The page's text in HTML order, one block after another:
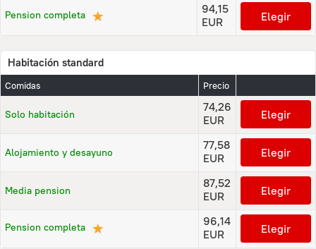
Pension completa ★
94,15
EUR
Elegir
Habitación standard
Comidas Precio
Solo habitación
74,26
EUR
Elegir
Alojamiento y desayuno
77,58
EUR
Elegir
Media pension
87,52
EUR
Elegir
Pension completa ★
96,14
EUR
Elegir